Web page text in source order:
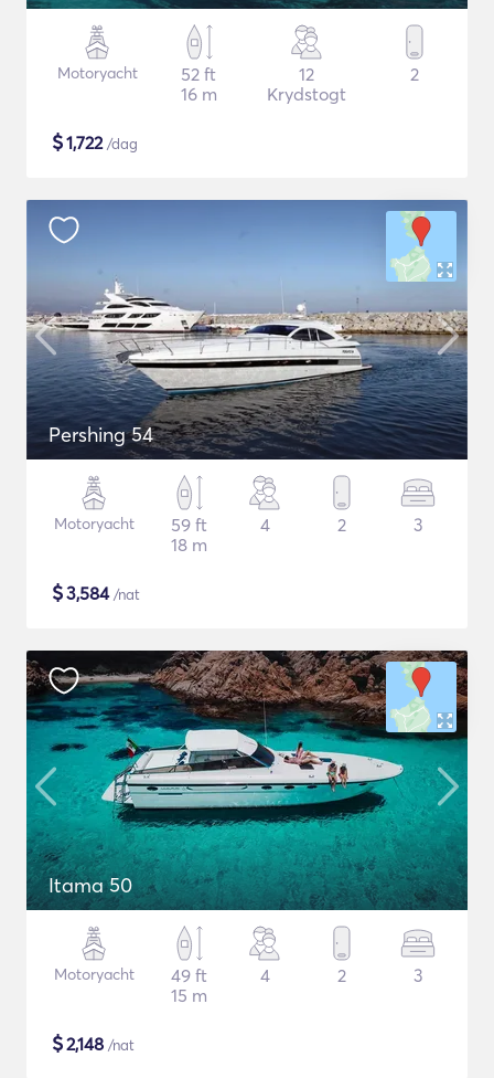
Motoryacht
52 ft
16 m
12
Krydstogt
2
$1,722/dag
Pershing 54
Motoryacht
59 ft
18 m
4 2 3
$3,584/nat
Itama 50
Motoryacht
49 ft
15 m
4 2 3
$2,148 /nat